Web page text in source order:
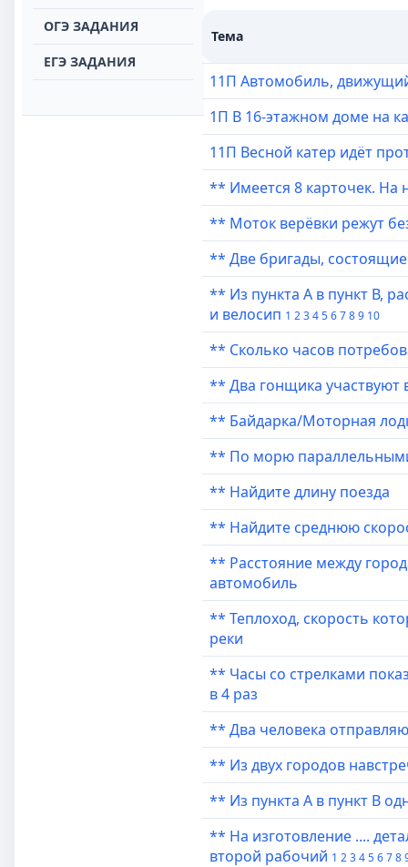
ОГЭ ЗАДАНИЯ
ЕГЭ ЗАДАНИЯ
Тема
11П Автомобиль,
1П В 16-этажном доме на
11П Весной катер идёт
** Имеется 8 карточек. На
** Моток верёвки режут
** Две бригады,
** Из пункта А в пункт В,
и велосип 1 23456789 10
** Сколько часов
** Два гонщика участвуют
** Байдарка/Моторная
** По морю
** Найдите длину поезда
** Найдите среднюю
** Расстояние между
автомобиль
** Теплоход, скорость
реки
** Часы со стрелками
в 4 раз
** Два человека
** Из двух городов
** Из пункта A в пункт B
** На изготовление ....
второй рабочий 1 2345678